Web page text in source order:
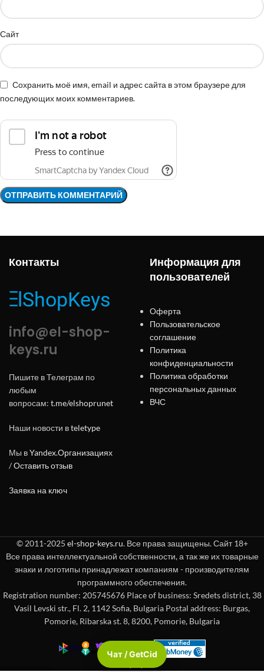
Сайт
Сохранить моё имя, email и адрес сайта в этом браузере для
последующих моих комментариев.
Контакты
info@el-shop-
keys.ru
Пишите в Телеграм по
любым
вопросам: t.me/elshoprunet
Наши новости вteletype
Мы вYandex.Организациях
/Оставить отзыв
Заявка на ключ
Информация для
пользователей
Оферта
Пользовательское
соглашение
Политика
конфиденциальности
Политика обработки
персональных данных
ВЧС
© 2011-2025 el-shop-keys.ru. Все права защищены. Сайт 18+
Все права интеллектуальной собственности, а так же их товарные
знаки и логотипы принадлежат компаниям - производителям
программного обеспечения.
Registration number: 205745676 Place of business: Sredets district, 38
Vasil Levski str., Fl. 2, 1142 Sofia, Bulgaria Postal address: Burgas,
Pomorie, Ribarska st. 8, 8200, Pomorie, Bulgaria
Чат / GetCid